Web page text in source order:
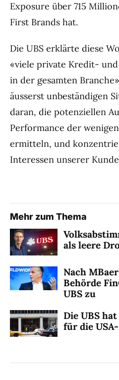
Exposure über 715
First Brands hat.
Die UBS erklärte diese
«viele private Kredit-
in der gesamten
äusserst unbeständigen
daran, die potenziellen
Performance der
ermitteln, und
Interessen unserer
Mehr zum Thema
als leere
Nach
Behörde
UBS zu
Die UBS
für die